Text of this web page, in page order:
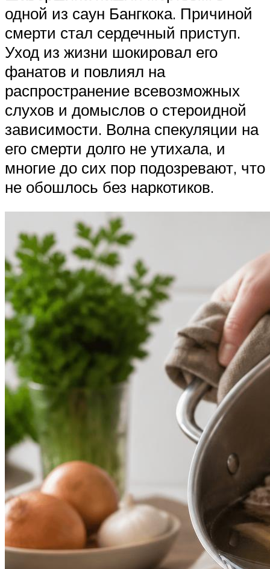
одной из саун Бангкока. Причиной
смерти стал сердечный приступ.
Уход из жизни шокировал его
фанатов и повлиял на
распространение всевозможных
слухов и домыслов о стероидной
зависимости. Волна спекуляции на
его смерти долго не утихала, и
многие до сих пор подозревают, что
не обошлось без наркотиков.